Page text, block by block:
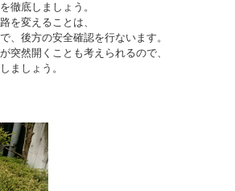
徹底しましょう。
を変えることは、
、後方の安全確認を行ないます。
突然開くことも考えられるので、
ましょう。